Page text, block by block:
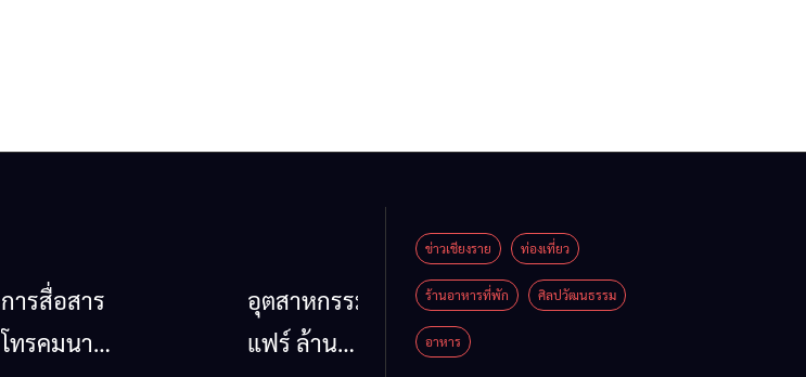
การสื่อสาร
โทรคมนาคม
อุตสาหกรรม
แฟร์ ล้าน
ข่าวเชียงราย ท่องเที่ยว
ร้านอาหารที่พัก ศิลปวัฒนธรรม
อาหาร